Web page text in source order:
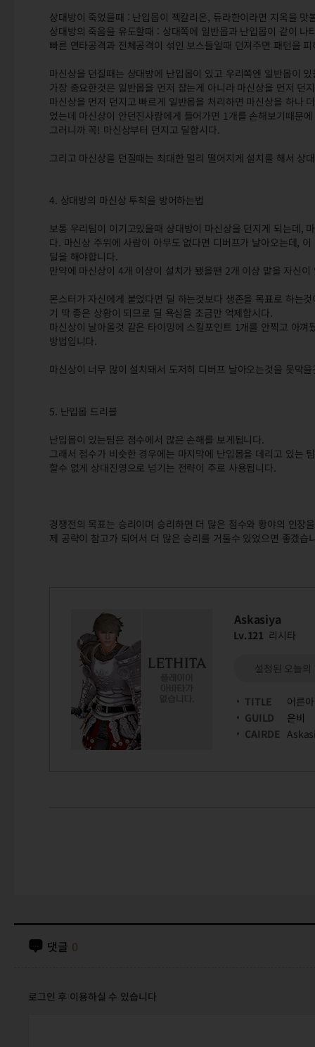
상대방이 죽었을때 : 난입몹이 젝칼리온, 듀라한이라면 지옥을 맛
상대방의 죽음을 유도할때 : 상대쪽에 일반몹과 난입몹이 같이
빠른 연타공격과 전체공격이 섞인 보스들일때 던져주면 패턴을
마신상을 던질때는 상대방에 난입몹이 있고 우리쪽엔 일반몹이
가장 중요한것은 일반몹을 먼저 잡는게 아니라 마신상을 먼저 던
마신상을 먼저 던지고 빠르게 일반몹을 처리하면 마신상을 하나
었는데 마신상이 안던진사람에게 들어가면 1개를 손해보기때문
그러니까 꼭! 마신상부터 던지고 딜합시다.
그리고 마신상을 던질때는 최대한 멀리 떨어지게 설치를 해서 상
4. 상대방의 마신상 투척을 방어하는법
보통 우리팀이 이기고있을때 상대방이 마신상을 던지게 되는데,
다. 마신상 주위에 사람이 아무도 없다면 디버프가 날아오는데,
딜을 해야합니다.
만약에 마신상이 4개 이상이 설치가 됐을땐 2개 이상 맡을 자신
몬스터가 자신에게 붙었다면 딜 하는것보다 생존을 목표로 하는
기 딱 좋은 상황이 되므로 딜 욕심을 조금만 억제합시다.
마신상이 날아올것 같은 타이밍에 스킬포인트 1개를 안찍고 아
방법입니다.
마신상이 너무 많이 설치돼서 도저히 디버프 날아오는것을 못막
5. 난입몹 드리블
난입몹이 있는팀은 점수에서 많은 손해를 보게됩니다.
그래서 점수가 비슷한 경우에는 마지막에 난입몹을 데리고 있는
할수 없게 상대진영으로 넘기는 전략이 주로 사용됩니다.
경쟁전의 목표는 승리이며 승리하면 더 많은 점수와 황야의 인장
제 공략이 참고가 되어서 더 많은 승리를 거둘수 있었으면 좋겠습
Askasiya
Lv.121 리시타
설정된 오늘
TITLE
어른
GUILD
은비
CAIRDE
댓글 0
로그인 후 이용하실 수 있습니다